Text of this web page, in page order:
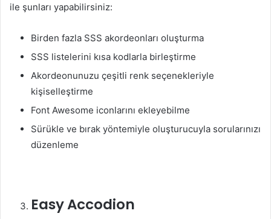
ile şunları yapabilirsiniz:
Birden fazla SSS akordeonları oluşturma
SSS listelerini kısa kodlarla birleştirme
Akordeonunuzu çeşitli renk seçenekleriyle
kişiselleştirme
Font Awesome iconlarını ekleyebilme
Sürükle ve bırak yöntemiyle oluşturucuyla sorularınızı
düzenleme
Easy Accodion